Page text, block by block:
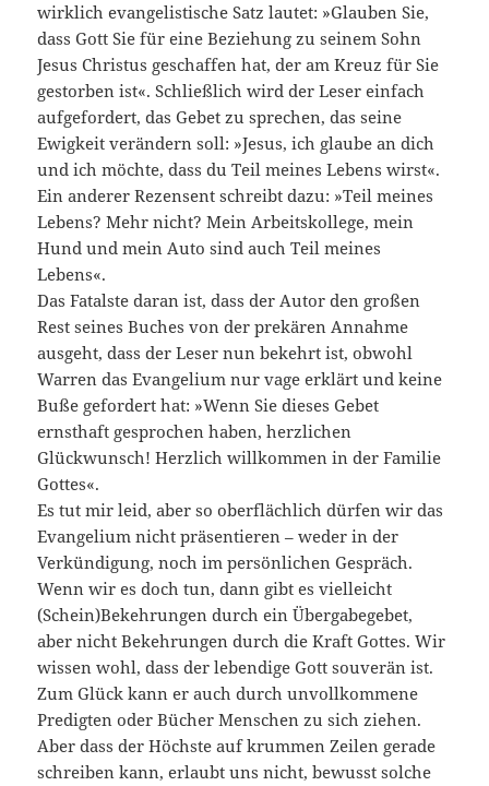
wirklich evangelistische Satz lautet: »Glauben Sie,
dass Gott Sie für eine Beziehung zu seinem Sohn
Jesus Christus geschaffen hat, der am Kreuz für Sie
gestorben ist«. Schließlich wird der Leser einfach
aufgefordert, das Gebet zu sprechen, das seine
Ewigkeit verändern soll: »Jesus, ich glaube an dich
und ich möchte, dass du Teil meines Lebens wirst«.
Ein anderer Rezensent schreibt dazu: »Teil meines
Lebens? Mehr nicht? Mein Arbeitskollege, mein
Hund und mein Auto sind auch Teil meines
Lebens«.
Das Fatalste daran ist, dass der Autor den großen
Rest seines Buches von der prekären Annahme
ausgeht, dass der Leser nun bekehrt ist, obwohl
Warren das Evangelium nur vage erklärt und keine
Buße gefordert hat: »Wenn Sie dieses Gebet
ernsthaft gesprochen haben, herzlichen
Glückwunsch! Herzlich willkommen in der Familie
Gottes«.
Es tut mir leid, aber so oberflächlich dürfen wir das
Evangelium nicht präsentieren – weder in der
Verkündigung, noch im persönlichen Gespräch.
Wenn wir es doch tun, dann gibt es vielleicht
(Schein)Bekehrungen durch ein Übergabegebet,
aber nicht Bekehrungen durch die Kraft Gottes. Wir
wissen wohl, dass der lebendige Gott souverän ist.
Zum Glück kann er auch durch unvollkommene
Predigten oder Bücher Menschen zu sich ziehen.
Aber dass der Höchste auf krummen Zeilen gerade
schreiben kann, erlaubt uns nicht, bewusst solche